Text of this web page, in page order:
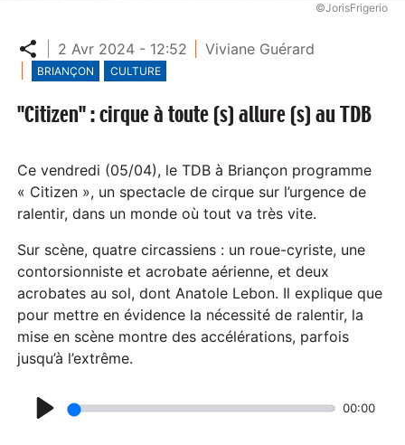
©JorisFrigerio
Partager
2 Avr 2024 - 12:52 Viviane Guérard
BRIANÇON CULTURE
"Citizen" : cirque à toute (s) allure (s) au TDB
Ce vendredi (05/04), le TDB à Briançon programme
« Citizen », un spectacle de cirque sur l’urgence de
ralentir, dans un monde où tout va très vite.
Sur scène, quatre circassiens : un roue-cyriste, une
contorsionniste et acrobate aérienne, et deux
acrobates au sol, dont Anatole Lebon. Il explique que
pour mettre en évidence la nécessité de ralentir, la
mise en scène montre des accélérations, parfois
jusqu’à l’extrême.
00:00